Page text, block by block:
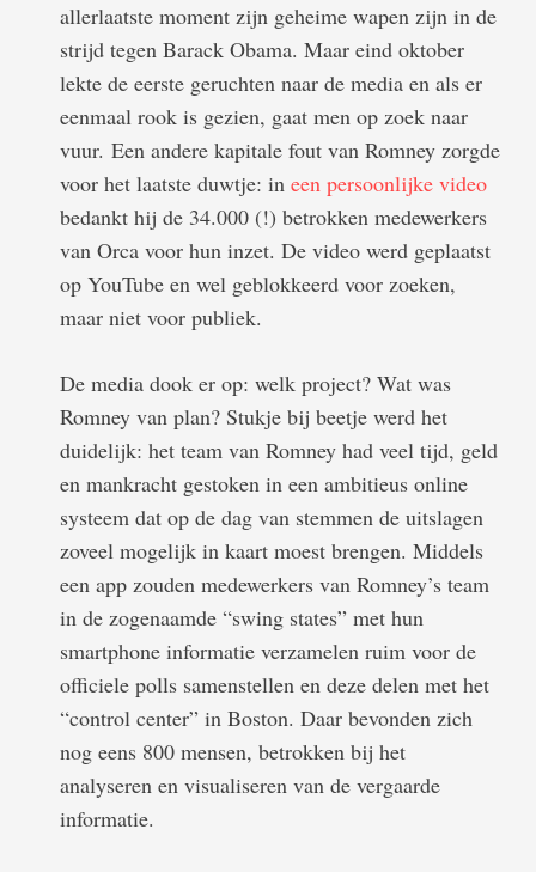
allerlaatste moment zijn geheime wapen zijn in de
strijd tegen Barack Obama. Maar eind oktober
lekte de eerste geruchten naar de media en als er
eenmaal rook is gezien, gaat men op zoek naar
vuur. Een andere kapitale fout van Romney zorgde
voor het laatste duwtje: in een persoonlijke video
bedankt hij de 34.000 (!) betrokken medewerkers
van Orca voor hun inzet. De video werd geplaatst
op YouTube en wel geblokkeerd voor zoeken,
maar niet voor publiek.
De media dook er op: welk project? Wat was
Romney van plan? Stukje bij beetje werd het
duidelijk: het team van Romney had veel tijd, geld
en mankracht gestoken in een ambitieus online
systeem dat op de dag van stemmen de uitslagen
zoveel mogelijk in kaart moest brengen. Middels
een app zouden medewerkers van Romney’s team
in de zogenaamde “swing states” met hun
smartphone informatie verzamelen ruim voor de
officiele polls samenstellen en deze delen met het
“control center” in Boston. Daar bevonden zich
nog eens 800 mensen, betrokken bij het
analyseren en visualiseren van de vergaarde
informatie.